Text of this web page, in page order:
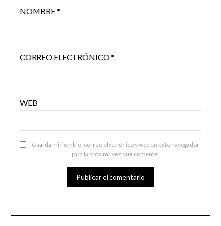
NOMBRE*
CORREO ELECTRÓNICO*
WEB
Guarda mi nombre, correo electrónico y web en este navegador
para la próxima vez que comente.